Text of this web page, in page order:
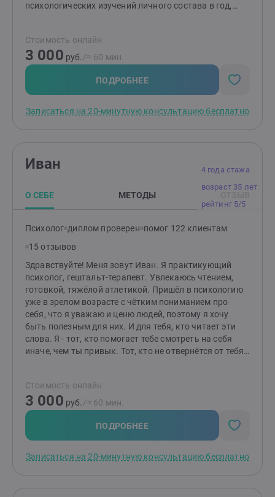
психологических изучений личного состава в год,
сплочение коллектива и командообразование,
динамическая работа с лицами, испытывающими
трудности в адаптации, и много всего другого.
Однозначно, было интересно!В частной практике я
интегрирую весь полученный опыт и навыки.
тревогу, апатию, усталость, которые хотят изменит
говорить о своих тревогах и переживаниях.Я помогу
выстроить здоровые гармоничные отношения с
окружающими, гармонизировать семейные
снова почувствуете вкус жизни, радость отношений,
отмечают мою отзывчивость, бережность в работе,
эмпатичность. Соблюдаю нормы этического кодекса,
регулярно работаю с супервизором и повышаю свои
профессиональные знания. На сессиях можно
выражаться матерными словами, проявлять все
свои эмоции, говорить открыто и откровенно.
Стоимость онлайн
3 000 руб. /≈ 60 мин.
ПОДРОБНЕЕ
Записаться на 20-минутную консультацию бесплатно
4 года стажа
возраст 35 лет
рейтинг 5/5
Иван
О СЕБЕ МЕТОДЫ
Психолог диплом проверен помог 122 клиентам
15 отзывов
Здравствуйте! Меня зовут Иван. Я практикующий
психолог, гештальт-терапевт. Увлекаюсь чтением,
готовкой, тяжёлой атлетикой. Пришёл в психологию
уже в зрелом возрасте с чётким пониманием про
себя, что я уважаю и ценю людей, поэтому я хочу
быть полезным для них. И для тебя, кто читает эти
слова. Я - тот, кто помогает тебе смотреть на себя
иначе, чем ты привык. Тот, кто не отвернётся от тебя
Человек с большой буквы "Ч". Дорогу осилит идущий.
И ты имеешь право идти. Быть может, обратившись
ко мне, ты сможешь идти не так, как ты привык до
знакомства со мной.
Стоимость онлайн
3 000 руб. /≈ 60 мин.
ПОДРОБНЕЕ
Записаться на 20-минутную консультацию бесплатно